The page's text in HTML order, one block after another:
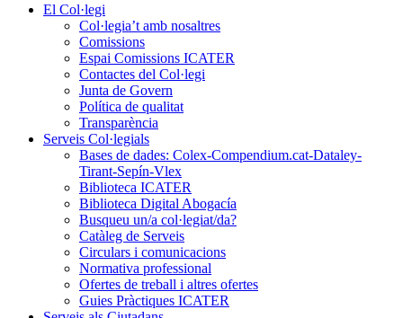
El Col·legi
Col·legia’t amb nosaltres
Comissions
Espai Comissions ICATER
Contactes del Col·legi
Junta de Govern
Política de qualitat
Transparència
Serveis Col·legials
Bases de dades: Colex-Compendium.cat-Dataley-
Tirant-Sepín-Vlex
Biblioteca ICATER
Biblioteca Digital Abogacía
Busqueu un/a col·legiat/da?
Catàleg de Serveis
Circulars i comunicacions
Normativa professional
Ofertes de treball i altres ofertes
Guies Pràctiques ICATER